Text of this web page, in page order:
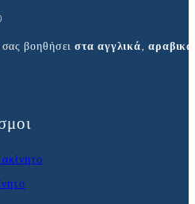
βοηθήσειστα αγγλικά, αραβικά